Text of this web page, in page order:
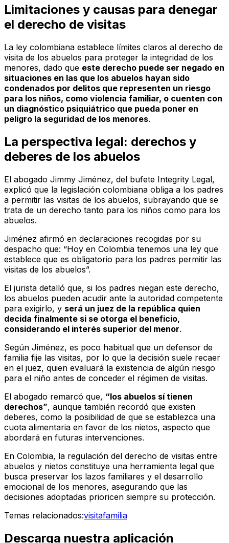
Limitaciones y causas para denegar
el derecho de visitas
La ley colombiana establece límites claros al derecho de
visita de los abuelos para proteger la integridad de los
menores, dado que este derecho puede ser negado en
situaciones en las que los abuelos hayan sido
condenados por delitos que representen un riesgo
para los niños, como violencia familiar, o cuenten con
un diagnóstico psiquiátrico que pueda poner en
peligro la seguridad de los menores.
La perspectiva legal: derechos y
deberes de los abuelos
El abogado Jimmy Jiménez, del bufete Integrity Legal,
explicó que la legislación colombiana obliga a los padres
a permitir las visitas de los abuelos, subrayando que se
trata de un derecho tanto para los niños como para los
abuelos.
Jiménez afirmó en declaraciones recogidas por su
despacho que: “Hoy en Colombia tenemos una ley que
establece que es obligatorio para los padres permitir las
visitas de los abuelos”.
El jurista detalló que, si los padres niegan este derecho,
los abuelos pueden acudir ante la autoridad competente
para exigirlo, y será un juez de la república quien
decida finalmente si se otorga el beneficio,
considerando el interés superior del menor.
Según Jiménez, es poco habitual que un defensor de
familia fije las visitas, por lo que la decisión suele recaer
en el juez, quien evaluará la existencia de algún riesgo
para el niño antes de conceder el régimen de visitas.
El abogado remarcó que, “los abuelos sí tienen
derechos”, aunque también recordó que existen
deberes, como la posibilidad de que se establezca una
cuota alimentaria en favor de los nietos, aspecto que
abordará en futuras intervenciones.
En Colombia, la regulación del derecho de visitas entre
abuelos y nietos constituye una herramienta legal que
busca preservar los lazos familiares y el desarrollo
emocional de los menores, asegurando que las
decisiones adoptadas prioricen siempre su protección.
Temas relacionados:visitafamilia
Descarga nuestra aplicación